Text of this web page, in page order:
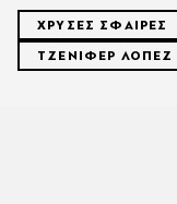
ΧΡΥΣΕΣ ΣΦΑΙΡΕΣ
ΤΖΕΝΙΦΕΡ ΛΟΠΕΖ